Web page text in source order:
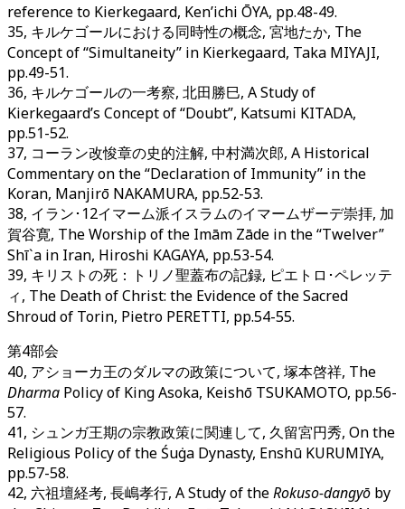
reference to Kierkegaard, Ken’ichi ŌYA, pp.48-49.
35, キルケゴールにおける同時性の概念, 宮地たか, The
Concept of “Simultaneity” in Kierkegaard, Taka MIYAJI,
pp.49-51.
36, キルケゴールの一考察, 北田勝巳, A Study of
Kierkegaard’s Concept of “Doubt”, Katsumi KITADA,
pp.51-52.
37, コーラン改悛章の史的注解, 中村満次郎, A Historical
Commentary on the “Declaration of Immunity” in the
Koran, Manjirō NAKAMURA, pp.52-53.
38, イラン･12イマーム派イスラムのイマームザーデ崇拝, 加
賀谷寛, The Worship of the Imām Zāde in the “Twelver”
Shī`a in Iran, Hiroshi KAGAYA, pp.53-54.
39, キリストの死：トリノ聖蓋布の記録, ピエトロ･ペレッテ
ィ, The Death of Christ: the Evidence of the Sacred
Shroud of Torin, Pietro PERETTI, pp.54-55.
第4部会
40, アショーカ王のダルマの政策について, 塚本啓祥, The
Dharma Policy of King Asoka, Keishō TSUKAMOTO, pp.56-
57.
41, シュンガ王期の宗教政策に関連して, 久留宮円秀, On the
Religious Policy of the Śuṅga Dynasty, Enshū KURUMIYA,
pp.57-58.
42, 六祖壇経考, 長嶋孝行, A Study of theRokuso-dangyō by